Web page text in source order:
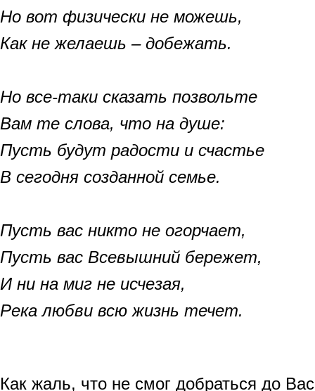
Но вот физически не можешь,
Как не желаешь – добежать.
Но все-таки сказать позвольте
Вам те слова, что на душе:
Пусть будут радости и счастье
В сегодня созданной семье.
Пусть вас никто не огорчает,
Пусть вас Всевышний бережет,
И ни на миг не исчезая,
Река любви всю жизнь течет.
Как жаль, что не смог добраться до